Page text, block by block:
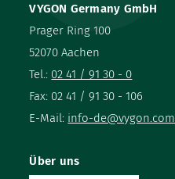
VYGON Germany GmbH
Prager Ring 100
52070 Aachen
Tel.: 02 41 / 91 30 - 0
Fax: 02 41 / 91 30 - 106
E-Mail: info-de@vygon.com
Über uns